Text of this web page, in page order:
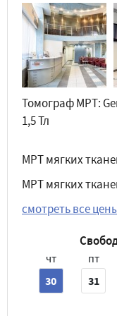
Томограф МРТ:
1,5 Тл
МРТ мягких
МРТ мягких
смотреть все
чт
30
пт
31